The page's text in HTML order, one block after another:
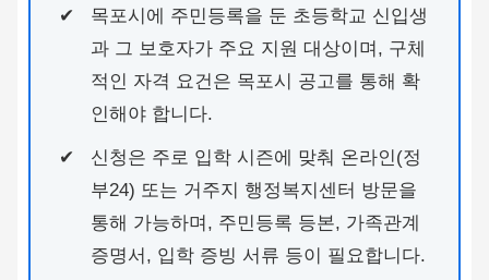
목포시에 주민등록을 둔 초등학교 신입생
과 그 보호자가 주요 지원 대상이며, 구체
적인 자격 요건은 목포시 공고를 통해 확
인해야 합니다.
신청은 주로 입학 시즌에 맞춰 온라인(정
부24) 또는 거주지 행정복지센터 방문을
통해 가능하며, 주민등록 등본, 가족관계
증명서, 입학 증빙 서류 등이 필요합니다.